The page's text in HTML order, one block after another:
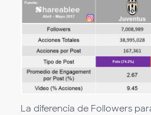
La diferencia de Followers